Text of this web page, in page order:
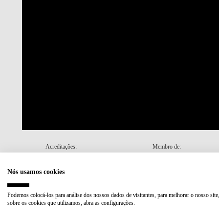
Acreditações: Membro de:
Plano de Recuperação e Resiliência (PRR)
Nós usamos cookies
Podemos colocá-los para análise dos nossos dados de visitantes, para melhorar o nosso
sobre os cookies que utilizamos, abra as configurações.